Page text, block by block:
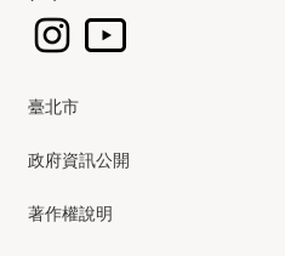
臺北市
政府資訊公開
著作權說明